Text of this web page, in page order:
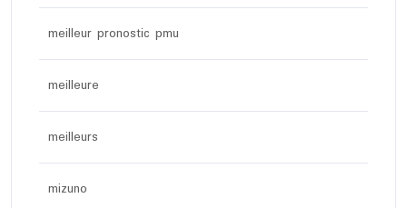
meilleur pronostic pmu
meilleure
meilleurs
mizuno